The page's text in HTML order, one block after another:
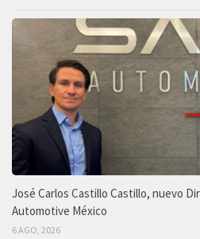
José Carlos Castillo Castillo, nuevo
Automotive México
6 AGO, 2026